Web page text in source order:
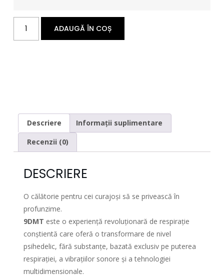
ADAUGĂ ÎN COȘ
Descriere Informații suplimentare
Recenzii (0)
DESCRIERE
O călătorie pentru cei curajoși să se privească în
profunzime.
9DMT este o experiență revoluționară de respirație
conștientă care oferă o transformare de nivel
psihedelic, fără substanțe, bazată exclusiv pe puterea
respirației, a vibrațiilor sonore și a tehnologiei
multidimensionale.